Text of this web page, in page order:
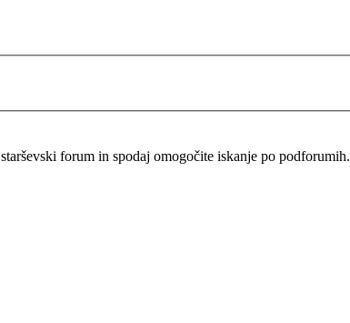
forum in spodaj omogočite iskanje po podforumih.